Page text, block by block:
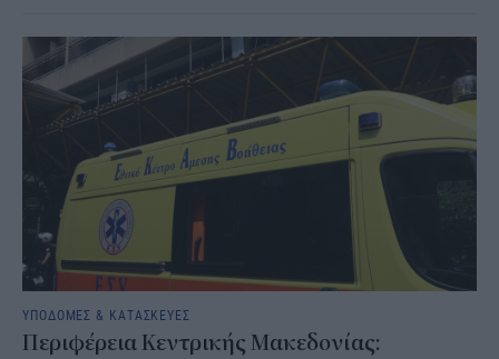
ΥΠΟΔΟΜΕΣ & ΚΑΤΑΣΚΕΥΕΣ
Περιφέρεια Κεντρικής Μακεδονίας: